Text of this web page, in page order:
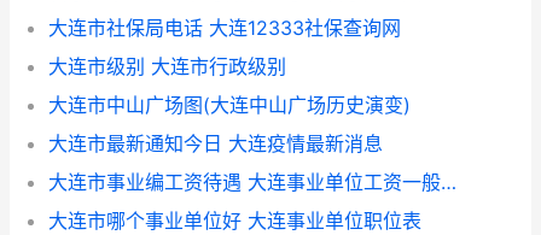
大连市社保局电话 大连12333社保查询网
大连市级别 大连市行政级别
大连市中山广场图(大连中山广场历史演变)
大连市最新通知今日 大连疫情最新消息
大连市事业编工资待遇 大连事业单位工资一般多少
大连市哪个事业单位好 大连事业单位职位表